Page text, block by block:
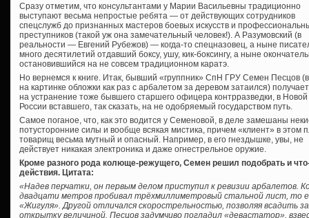
Сразу отметим, что консультантами у Марии Васильевны традиционно
выступают весьма непростые ребята — от действующих сотрудников
спецслужб до признанных мастеров боевых искусств и
преступников (такой уж она замечательный человек!). А Разумовский (в
реальности — Евгений Рубежов) — когда-то спецназовец, а ныне
много десятилетий отдавший боксу, ушу, кик-боксингу, а ныне
остановившийся на не совсем традиционном каратэ.
Но вернемся к книге. Итак, бывший «группник» СпН ГРУ Семен Песцов
на картинке обложки как раз с арбалетом за деревом затаился)
на устранение тоже бывшего старшего офицера контрразведки, в Новой
России вставшего, так сказать, на не одобряемый государством путь.
Самое поганое, что, как это водится у Семеновой, в деле замешаны
потусторонние силы и вообще всякая мистика, причем «клиент» в этом
товарищ весьма мутный и опасный. Например, в его гнездышке, увы, не
действует никакая электроника и даже огнестрельное оружие.
Кроме разного рода колюще-режущего, Семен решил подобрать и
действия. Цитата:
«Надев перчатки, он первым делом приступил к ревизии арбалетов.
двадцати метров пробивал трёхмиллиметровый стальной лист, то
«Жигуля». Другой отличался скорострельностью, позволяя всадить
открытку величиной. Песцов задумчиво погладил «девастатор»,